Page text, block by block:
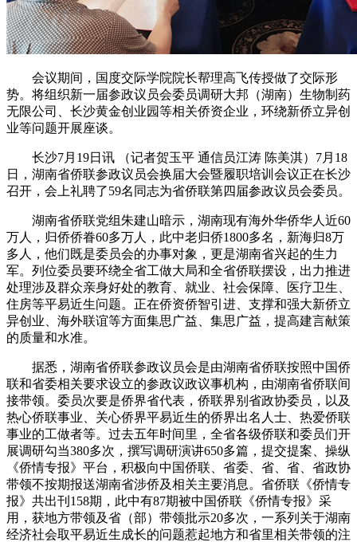
会议期间，国度交际学院院长帮理高飞传授做了交际形
势。将组织新一届参政议员会委员调研大邦（湖南）生物制药
无限公司、长沙黄金创业园等相关侨资企业，环绕新侨立异创
业等问题开展座谈。
长沙7月19日讯 （记者贺玉平 通信员江涛 陈美淇）7月18
日，湖南省侨联参政议员会换届大会暨履职培训会议正在长沙
召开，会上礼聘了59名同志为省侨联第四届参政议员会委员。
湖南省侨联党组朱建山暗示，湖南现有海外华侨华人近60
万人，归侨侨眷60多万人，此中老归侨1800多名，新海归8万
多人，他们既是委员会的办事对象，更是湖南省兴起的生力
军。列位委员要环绕全省工做大局和全省侨联摆设，出力推进
处理涉及群众亲身好处的教育、就业、社会保障、医疗卫生、
住房等平易近生问题。正在侨资侨智引进、支撑和强大新侨立
异创业、海外联谊等方面集思广益、集思广益，提高建言献策
的质量和水准。
据悉，湖南省侨联参政议员会是由湖南省侨联按照中国侨
联和省委相关要求设立的参政议政议事机构，由湖南省侨联间
接带领。委员次要是侨界省代表，侨联界别省政协委员，以及
热心侨联事业、关心侨界平易近生的侨界出名人士、热爱侨联
事业的工做者等。过去五年时间里，全省各级侨联和委员们开
展调研勾当380多次，撰写调研演讲650多篇，提交提案、操纵
《侨情专报》平台，积极向中国侨联、省委、省、省、省政协
带领不按期报送湖南省涉侨及相关主要消息。省侨联《侨情专
报》共出刊158期，此中有87期被中国侨联《侨情专报》采
用，获地方带领及省（部）带领批示20多次，一系列关于湖南
经济社会取平易近生成长的问题惹起地方和省里相关带领的注